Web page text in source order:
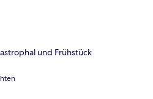
und Frühstück